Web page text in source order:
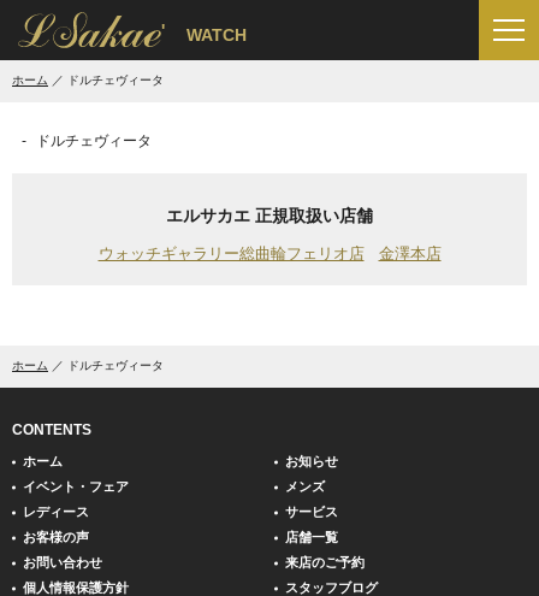
' WATCH
ホーム ドルチェヴィータ
ドルチェヴィータ
エルサカエ 正規取扱い店舗
ウォッチギャラリー総曲輪フェリオ店 金澤本店
ホーム ドルチェヴィータ
CONTENTS
ホーム
お知らせ
イベント・フェア
メンズ
レディース
サービス
お客様の声
店舗一覧
お問い合わせ
来店のご予約
個人情報保護方針
スタッフブログ